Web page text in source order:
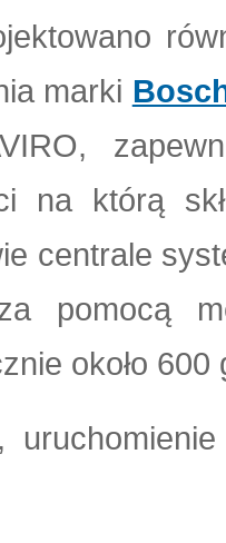
marki
na którą
centrale
pomocą
około